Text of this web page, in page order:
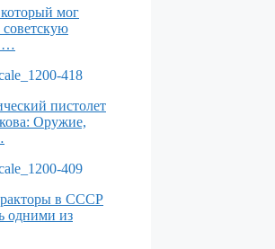
мог
пистолет
Оружие,
в СССР
одними из